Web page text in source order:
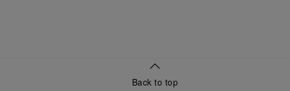
Back to top